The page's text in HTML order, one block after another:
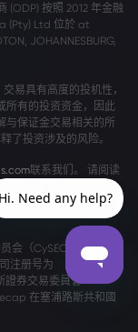
(ODP) 按照 2012 年金融
(Pty) Ltd 位於 at
JOHANNESBURG,
易具有高度的投机性，
所有的投资资金，因此
与保证金交易相关的所
了投资涉及的风险。
联系我们。 请阅读
。
（CySEC）颁发牌照
注册号为
證券交易委員會
在塞浦路斯共和國